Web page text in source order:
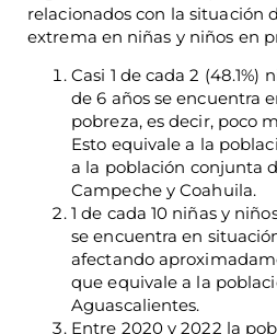
relacionados con la situación
extrema en niñas y niños en
Casi 1 de cada 2 (48.1%)
de 6 años se encuentra
pobreza, es decir, poco
Esto equivale a la
a la población conjunta
Campeche y Coahuila.
1 de cada 10 niñas y
se encuentra en
afectando
que equivale a la
Aguascalientes.
Entre 2020 y 2022 la